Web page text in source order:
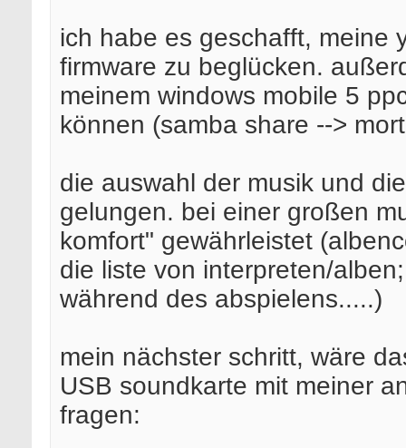
ich habe es geschafft, meine
firmware zu beglücken.
meinem windows mobile 5
können (samba share -->
die auswahl der musik und
gelungen. bei einer großen
komfort" gewährleistet
die liste von interpreten/
während des abspielens.....)
mein nächster schritt, wäre
USB soundkarte mit meiner
fragen: